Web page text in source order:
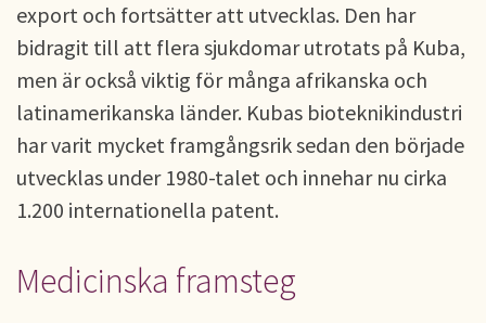
export och fortsätter att utvecklas. Den har
bidragit till att flera sjukdomar utrotats på Kuba,
men är också viktig för många afrikanska och
latinamerikanska länder. Kubas bioteknikindustri
har varit mycket framgångsrik sedan den började
utvecklas under 1980-talet och innehar nu cirka
1.200 internationella patent.
Medicinska framsteg